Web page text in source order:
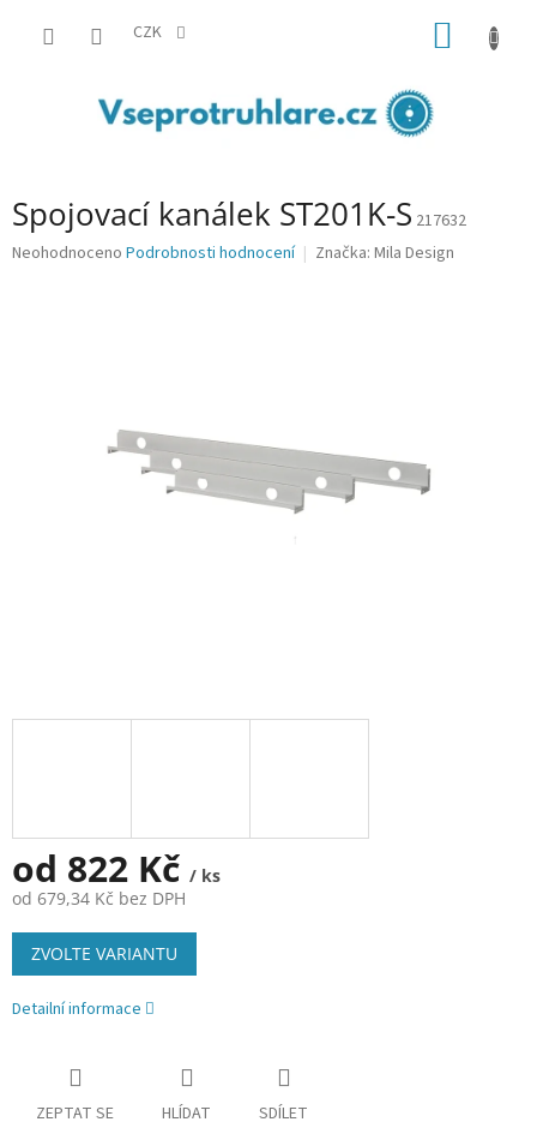
CZK
Spojovací kanálek ST201K-S 217632
Průměrné
Neohodnoceno Podrobnosti hodnocení Značka: Mila Design
od 822 Kč / ks
od 679,34 Kč bez DPH
Měrná
cena:
ZVOLTE VARIANTU
Detailní informace
ZEPTAT SE HLÍDAT SDÍLET